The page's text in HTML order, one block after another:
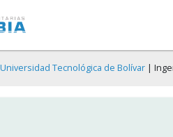
Universidad Tecnológica de Bolívar |